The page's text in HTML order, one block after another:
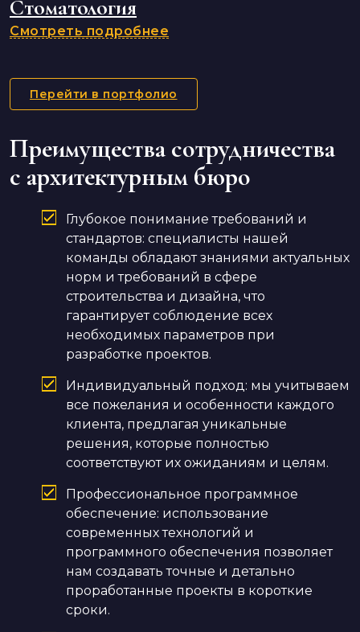
Стоматология
Смотреть подробнее
Перейти в портфолио
Преимущества сотрудничества
с архитектурным бюро
Глубокое понимание требований и
стандартов: специалисты нашей
команды обладают знаниями актуальных
норм и требований в сфере
строительства и дизайна, что
гарантирует соблюдение всех
необходимых параметров при
разработке проектов.
Индивидуальный подход: мы учитываем
все пожелания и особенности каждого
клиента, предлагая уникальные
решения, которые полностью
соответствуют их ожиданиям и целям.
Профессиональное программное
обеспечение: использование
современных технологий и
программного обеспечения позволяет
нам создавать точные и детально
проработанные проекты в короткие
сроки.